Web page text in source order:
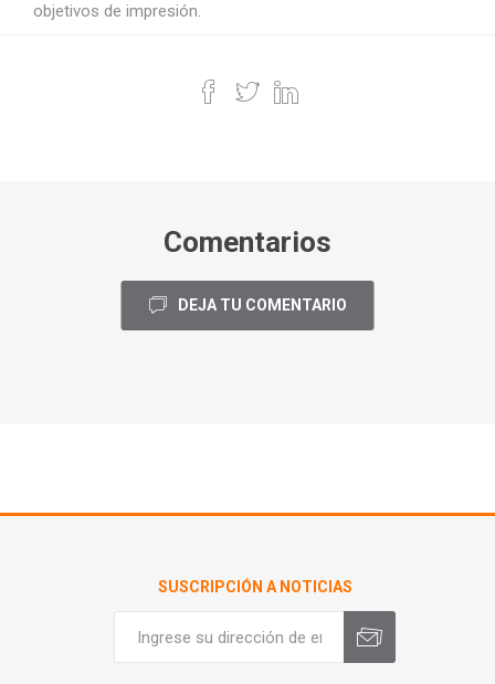
objetivos de impresión.
Comentarios
DEJA TU COMENTARIO
SUSCRIPCIÓN A NOTICIAS